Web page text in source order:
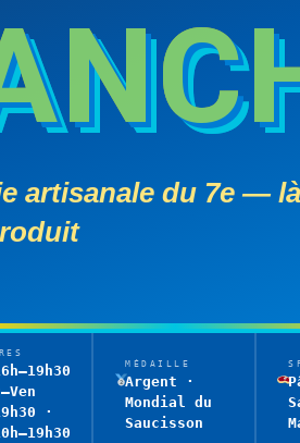
artisanale du 7e —
·
MÉDAILLE
Argent ·
Mondial du
Saucisson